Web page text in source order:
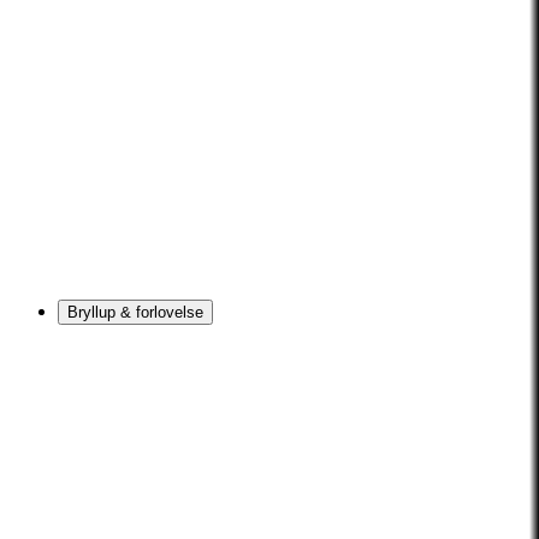
Bryllup & forlovelse